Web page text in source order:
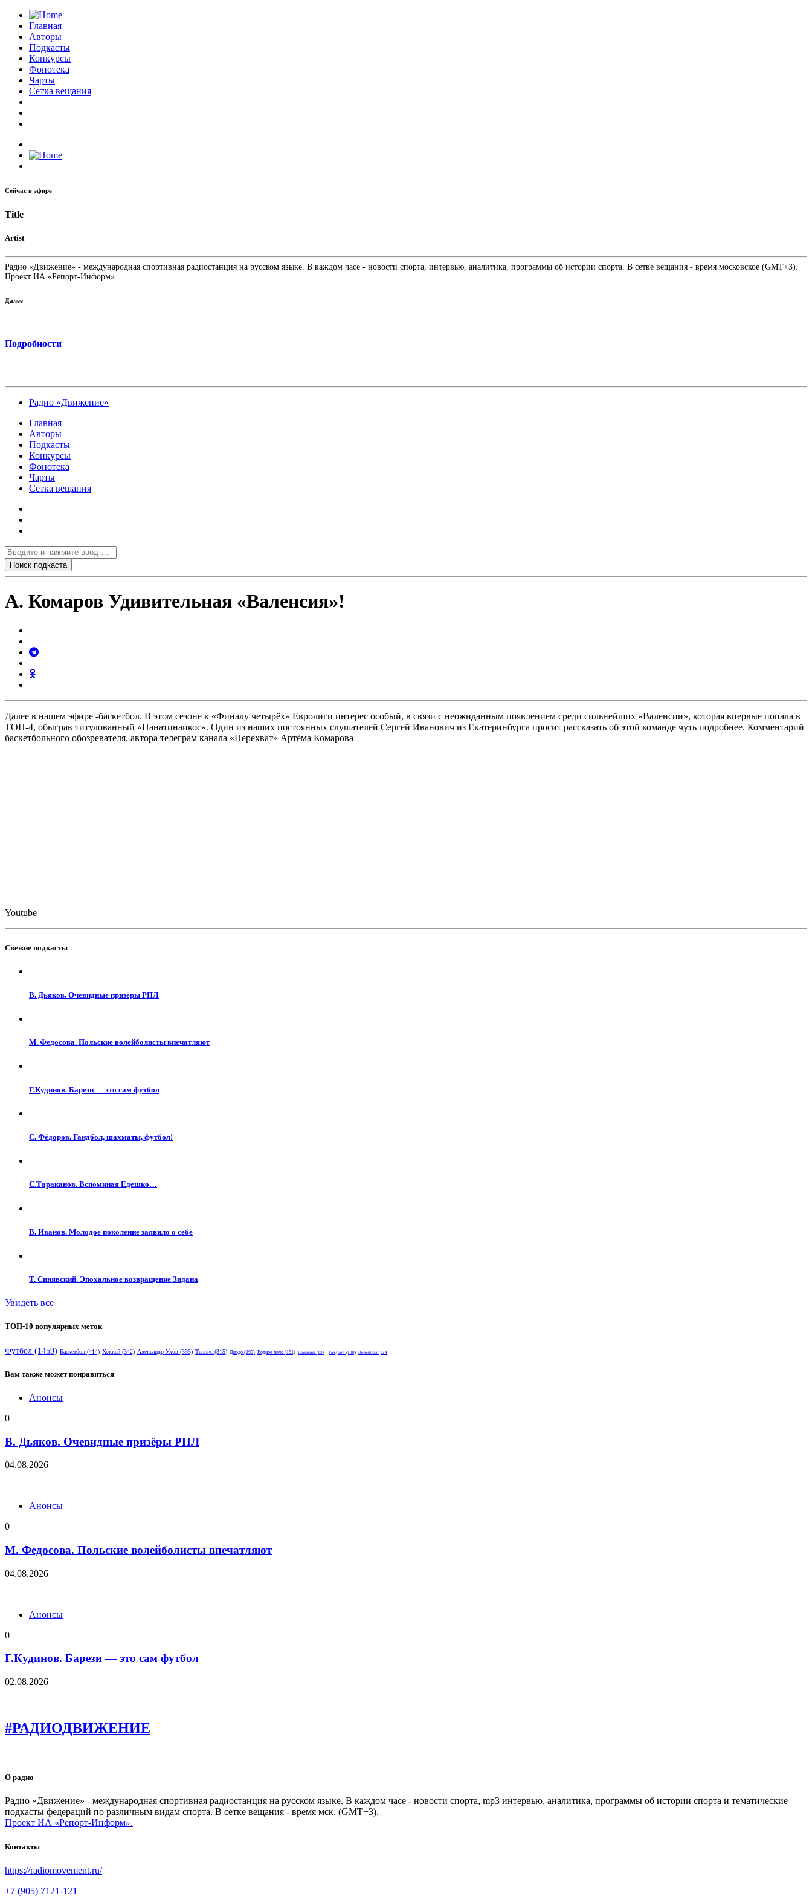
Главная
Авторы
Подкасты
Конкурсы
Фонотека
Чарты
Сетка вещания
Сейчас в эфире
Title
Artist
Радио «Движение» - международная спортивная радиостанция на русском языке. В каждом часе - новости спорта, интервью, аналитика, программы об истории спорта. В сетке вещания - время московское (GMT+3).
Проект ИА «Репорт-Информ».
Далее
Подробности
Радио «Движение»
Главная
Авторы
Подкасты
Конкурсы
Фонотека
Чарты
Сетка вещания
А. Комаров Удивительная «Валенсия»!
Далее в нашем эфире -баскетбол. В этом сезоне к «Финалу четырёх» Евролиги интерес особый, в связи с неожиданным появлением среди сильнейших «Валенсии», которая впервые попала в
ТОП-4, обыграв титулованный «Панатинаикос». Один из наших постоянных слушателей Сергей Иванович из Екатеринбурга просит рассказать об этой команде чуть подробнее. Комментарий
баскетбольного обозревателя, автора телеграм канала «Перехват» Артёма Комарова
Youtube
Свежие подкасты
В. Дьяков. Очевидные призёры РПЛ
М. Федосова. Польские волейболисты впечатляют
Г.Кудинов. Барези — это сам футбол
С. Фёдоров. Гандбол, шахматы, футбол!
С.Тараканов. Вспоминая Едешко…
В. Иванов. Молодое поколение заявило о себе
Т. Синявский. Эпохальное возвращение Зидана
Увидеть все
ТОП-10 популярных меток
Футбол (1459) Баскетбол (414) Хоккей (342) Александр Ухов (335) Теннис (315) Дзюдо (190) Водное поло (181) Шахматы (134) Гандбол (130) Волейбол (124)
Вам также может понравиться
Анонсы
0
В. Дьяков. Очевидные призёры РПЛ
04.08.2026
Анонсы
0
М. Федосова. Польские волейболисты впечатляют
04.08.2026
Анонсы
0
Г.Кудинов. Барези — это сам футбол
02.08.2026
#РАДИОДВИЖЕНИЕ
О радио
Радио «Движение» - международная спортивная радиостанция на русском языке. В каждом часе - новости спорта, mp3 интервью, аналитика, программы об истории спорта и тематические
подкасты федераций по различным видам спорта. В сетке вещания - время мск. (GMT+3).
Проект ИА «Репорт-Информ».
Контакты
https://radiomovement.ru/
+7 (905) 7121-121